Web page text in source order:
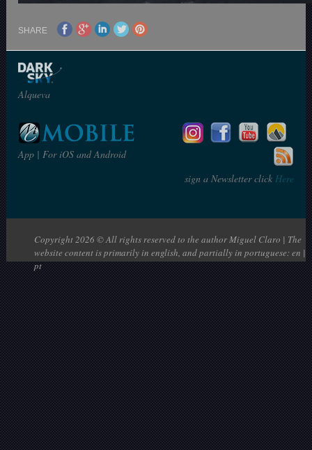
SHARE
Alqueva
App | For iOS and Android
sign a Newsletter clickHere
Copyright 2026 © All rights reserved to the author Miguel Claro | The
website content is primarily in english, and partially in portuguese: en |
pt